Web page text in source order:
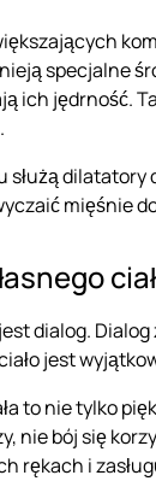
specjalne
ich jędrność.
mięśnie
dialog.
jest
to nie tylko
nie bój się
i